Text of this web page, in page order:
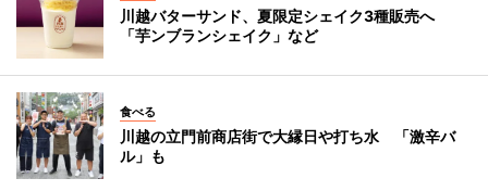
川越バターサンド、夏限定シェイク3種販売へ
「芋ンブランシェイク」など
食べる
川越の立門前商店街で大縁日や打ち水 「激辛バ
ル」も